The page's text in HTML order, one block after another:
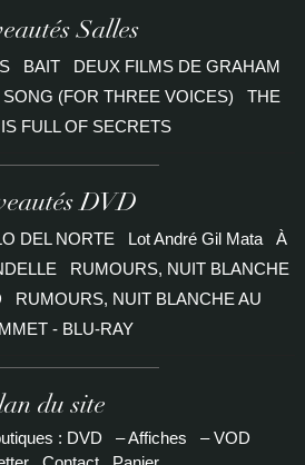
Salles
BAIT
DEUX FILMS DE GRAHAM
(FOR THREE VOICES)
THE
FULL OF SECRETS
DVD
DEL NORTE Lot André Gil Mata
À
RUMOURS, NUIT BLANCHE
RUMOURS, NUIT BLANCHE AU
- BLU-RAY
du site
: DVD – Affiches
– VOD